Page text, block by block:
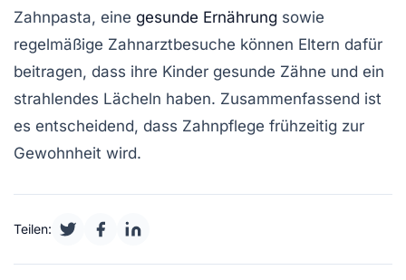
Zahnpasta, eine gesunde Ernährung sowie
regelmäßige Zahnarztbesuche können Eltern dafür
beitragen, dass ihre Kinder gesunde Zähne und ein
strahlendes Lächeln haben. Zusammenfassend ist
es entscheidend, dass Zahnpflege frühzeitig zur
Gewohnheit wird.
Teilen: